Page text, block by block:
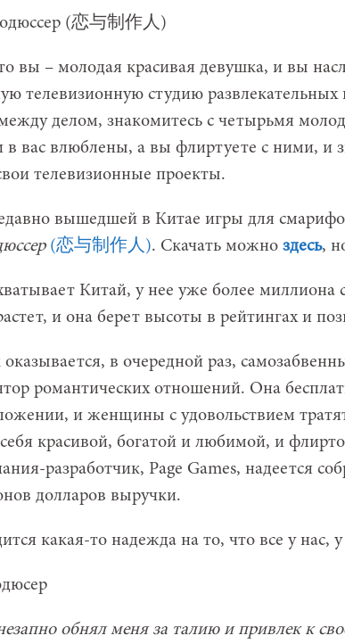
вы – молодая красивая девушка, и вы
телевизионную студию
делом, знакомитесь с четырьмя
вас влюблены, а вы флиртуете с ними, и
телевизионные проекты.
вышедшей в Китае игры для
(恋与制作人). Скачать можно здесь,
Китай, у нее уже более миллиона
и она берет высоты в рейтингах и
в очередной раз,
романтических отношений. Она
и женщины с удовольствием
себя красивой, богатой и любимой, и
разработчик, Page Games, надеется
долларов выручки.
какая-то надежда на то, что все у нас,
обнял меня за талию и привлек к